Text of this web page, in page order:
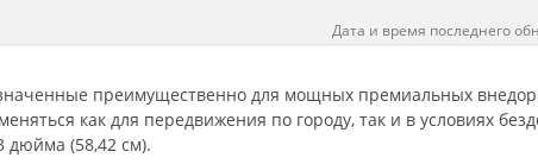
Дата и время последнего
преимущественно для мощных премиальных
как для передвижения по городу, так и в условиях
(58,42 см).